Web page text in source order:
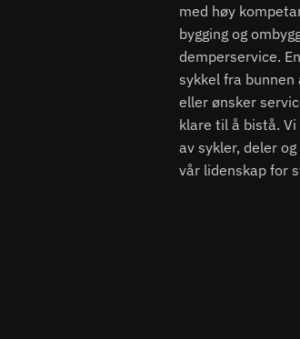
med høy
bygging og
demperservice.
sykkel fra bunnen
eller ønsker
klare til å bistå.
av sykler, deler
vår lidenskap for